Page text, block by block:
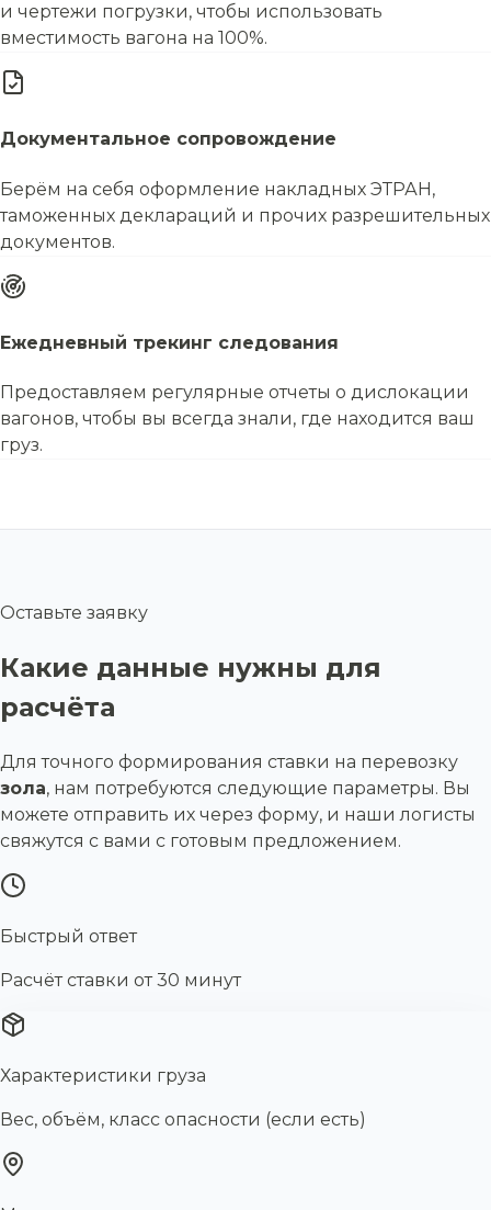
и чертежи погрузки, чтобы использовать
вместимость вагона на 100%.
Документальное сопровождение
Берём на себя оформление накладных ЭТРАН,
таможенных деклараций и прочих разрешительных
документов.
Ежедневный трекинг следования
Предоставляем регулярные отчеты о дислокации
вагонов, чтобы вы всегда знали, где находится ваш
груз.
Оставьте заявку
Какие данные нужны для
расчёта
Для точного формирования ставки на перевозку
зола, нам потребуются следующие параметры. Вы
можете отправить их через форму, и наши логисты
свяжутся с вами с готовым предложением.
Быстрый ответ
Расчёт ставки от 30 минут
Характеристики груза
Вес, объём, класс опасности (если есть)